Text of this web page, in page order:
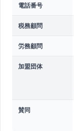
電話番号
税務顧問
労務顧問
加盟団体
賛同